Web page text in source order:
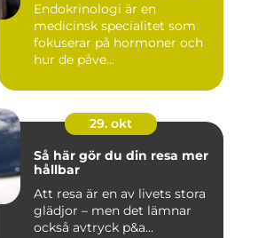
Endokrinologi är en
medicinsk specialitet som
fokuserar på hormoner och
hur de påve...
29. okt
Så här gör du din resa mer
hållbar
Att resa är en av livets stora
glädjor – men det lämnar
också avtryck p&a...